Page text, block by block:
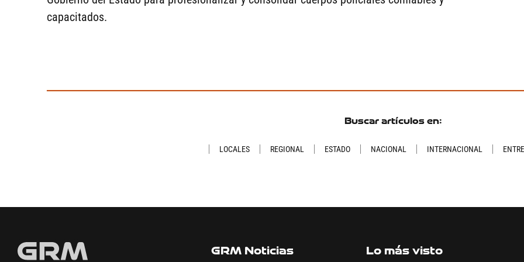
capacitados.
Buscar artículos en:
LOCALES REGIONAL ESTADO NACIONAL INTERNACIONAL
GRM Noticias Lo más visto